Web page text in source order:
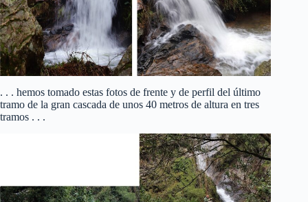
. . . hemos tomado estas fotos de frente y de perfil del último
tramo de la gran cascada de unos 40 metros de altura en tres
tramos . . .